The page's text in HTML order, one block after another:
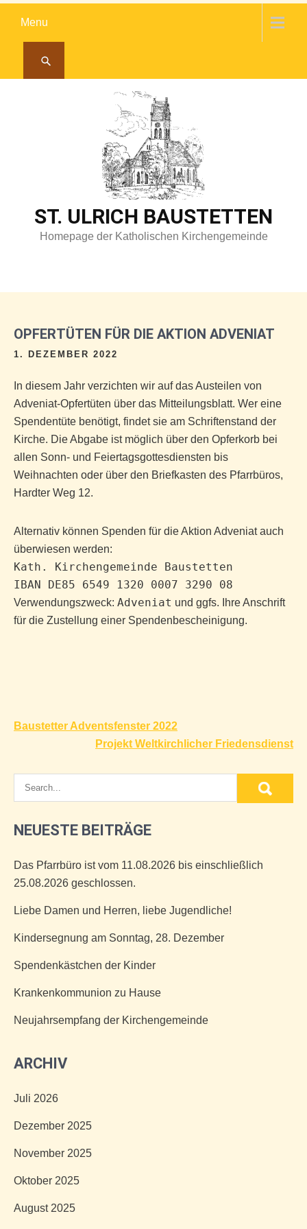
Menu
ST. ULRICH BAUSTETTEN
Homepage der Katholischen Kirchengemeinde
OPFERTÜTEN FÜR DIE AKTION ADVENIAT
1. DEZEMBER 2022
In diesem Jahr verzichten wir auf das Austeilen von
Adveniat-Opfertüten über das Mitteilungsblatt. Wer eine
Spendentüte benötigt, findet sie am Schriftenstand der
Kirche. Die Abgabe ist möglich über den Opferkorb bei
allen Sonn- und Feiertagsgottesdiensten bis
Weihnachten oder über den Briefkasten des Pfarrbüros,
Hardter Weg 12.
Alternativ können Spenden für die Aktion Adveniat auch
überwiesen werden:
Kath. Kirchengemeinde Baustetten
IBAN DE85 6549 1320 0007 3290 08
Verwendungszweck: Adveniat und ggfs. Ihre Anschrift
für die Zustellung einer Spendenbescheinigung.
Beitragsnavigation
Baustetter Adventsfenster 2022
Projekt Weltkirchlicher Friedensdienst
NEUESTE BEITRÄGE
Das Pfarrbüro ist vom 11.08.2026 bis einschließlich
25.08.2026 geschlossen.
Liebe Damen und Herren, liebe Jugendliche!
Kindersegnung am Sonntag, 28. Dezember
Spendenkästchen der Kinder
Krankenkommunion zu Hause
Neujahrsempfang der Kirchengemeinde
ARCHIV
Juli 2026
Dezember 2025
November 2025
Oktober 2025
August 2025